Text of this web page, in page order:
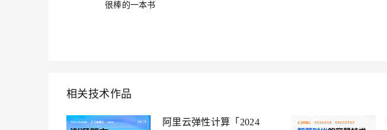
很棒的一本书
相关技术作品
阿里云弹性计算「2024